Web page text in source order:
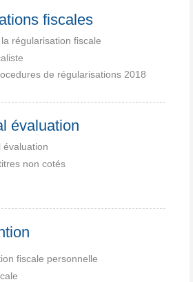
fiscales
régularisation fiscale
de régularisations 2018
évaluation
évaluation
non cotés
fiscale personnelle